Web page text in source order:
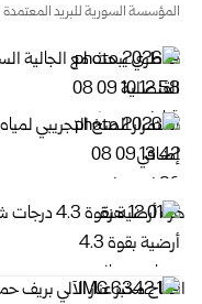
المؤسسة السورية للبريد المعتمدة
قناطري يبحث مع الجالية
القنصلية
استمرار الضخ التجريبي
إضافي
هزة أرضية بقوة 4.3 درجات شمال غرب حلب ‏
افتتاح مخبز عناز الآلي بريف